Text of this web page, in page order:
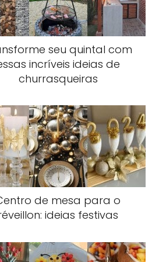
seu quintal com
incríveis ideias de
churrasqueiras
de mesa para o
ideias festivas